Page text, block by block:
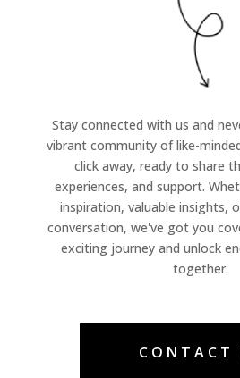
Stay connected with us and
vibrant community of like-
click away, ready to share
experiences, and support.
inspiration, valuable insights,
conversation, we've got you
exciting journey and unlock
together.
CONTACT